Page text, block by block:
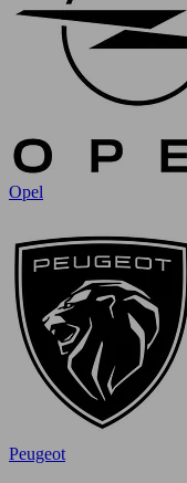
Opel
Peugeot